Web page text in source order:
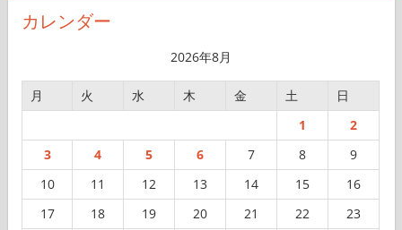
イ
カレンダー
2026年8月
月 火 水 木 金 土
日
1
2
3
4 5 6 7 8
9
10
11 12 13 14 15
16
17
18 19 20 21 22
23